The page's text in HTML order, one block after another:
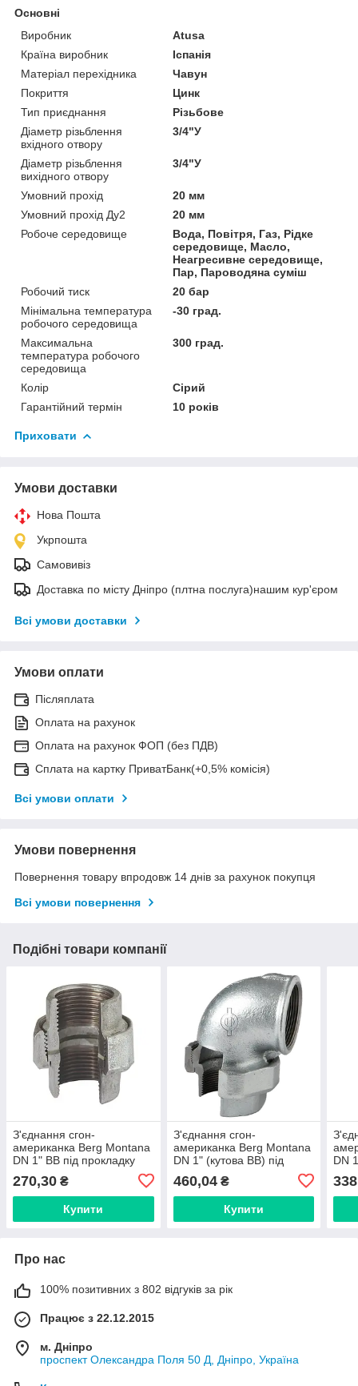
Основні
Виробник
Atusa
Країна виробник
Іспанія
Матеріал перехідника
Чавун
Покриття
Цинк
Тип приєднання
Різьбове
Діаметр різьблення
вхідного отвору
3/4"У
Діаметр різьблення
вихідного отвору
3/4"У
Умовний прохід
20 мм
Умовний прохід Ду2
20 мм
Робоче середовище
Вода, Повітря, Газ, Рідке
середовище, Масло,
Неагресивне середовище,
Пар, Пароводяна суміш
Робочий тиск
20 бар
Мінімальна температура
робочого середовища
-30 град.
Максимальна
температура робочого
середовища
300 град.
Колір
Сірий
Гарантійний термін
10 років
Приховати
Умови доставки
Нова Пошта
Укрпошта
Самовивіз
Доставка по місту Дніпро (плтна послуга)нашим кур'єром
Всі умови доставки
Умови оплати
Післяплата
Оплата на рахунок
Оплата на рахунок ФОП (без ПДВ)
Сплата на картку ПриватБанк(+0,5% комісія)
Всі умови оплати
Умови повернення
Повернення товару впродовж 14 днів за рахунок покупця
Всі умови повернення
Подібні товари компанії
З'єднання сгон-
американка Berg Montana
DN 1" ВВ під прокладку
270,30 ₴
Купити
З'єднання сгон-
американка Berg Montana
DN 1" (кутова ВВ) під
9525005
460,04₴
Купити
DN
Про нас
100% позитивних з 802 відгуків за рік
Працює з 22.12.2015
м. Дніпро
проспект Олександра Поля 50 Д, Дніпро, Україна